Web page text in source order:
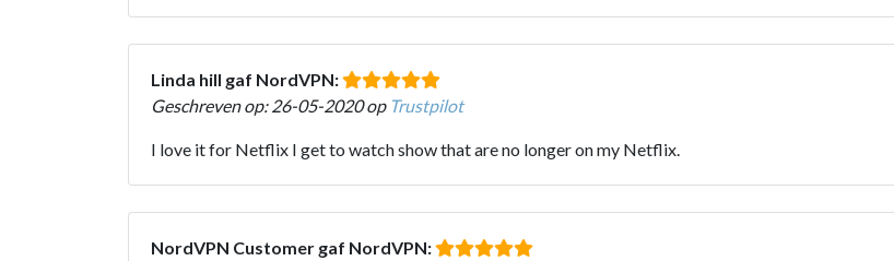
Linda hill gaf NordVPN:
Geschreven op: 26-05-2020 op Trustpilot
I love it for Netflix I get to watch show that are no longer on my Netflix.
NordVPN Customer gaf NordVPN: